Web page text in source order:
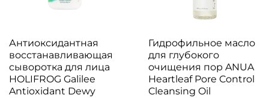
Антиоксидантная
восстанавливающая
сыворотка для лица
HOLIFROG Galilee
Antioxidant Dewy
Гидрофильное масло
для глубокого
очищения пор ANUA
Heartleaf Pore Control
Cleansing Oil